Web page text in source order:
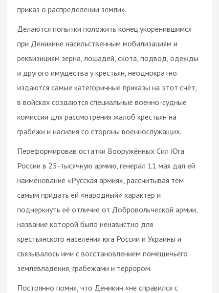
приказ о распределении земли».
Делаются попытки положить конец укоренившимся
при Деникине насильственным мобилизациям и
реквизициям зерна, лошадей, скота, подвод, одежды
и другого имущества у крестьян, неоднократно
издаются самые категоричные приказы на этот счёт,
в войсках создаются специальные военно-судные
комиссии для рассмотрения жалоб крестьян на
грабежи и насилия со стороны военнослужащих.
Переформировав остатки Вооружённых Сил Юга
России в 25-тысячную армию, генерал 11 мая дал ей
наименование «Русская армия», рассчитывая тем
самым придать ей «народный» характер и
подчеркнуть её отличие от Добровольческой армии,
название которой было ненавистно для
крестьянского населения юга России и Украины и
связывалось ими с восстановлением помещичьего
землевладения, грабежами и террором.
Постоянно помня, что Деникин «не справился с